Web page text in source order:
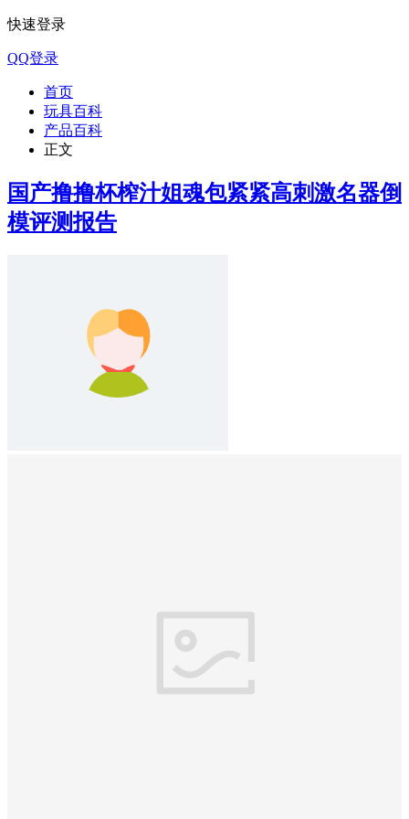
快速登录
QQ登录
首页
玩具百科
产品百科
正文
国产撸撸杯榨汁姐魂包紧紧高刺激名器倒
模评测报告